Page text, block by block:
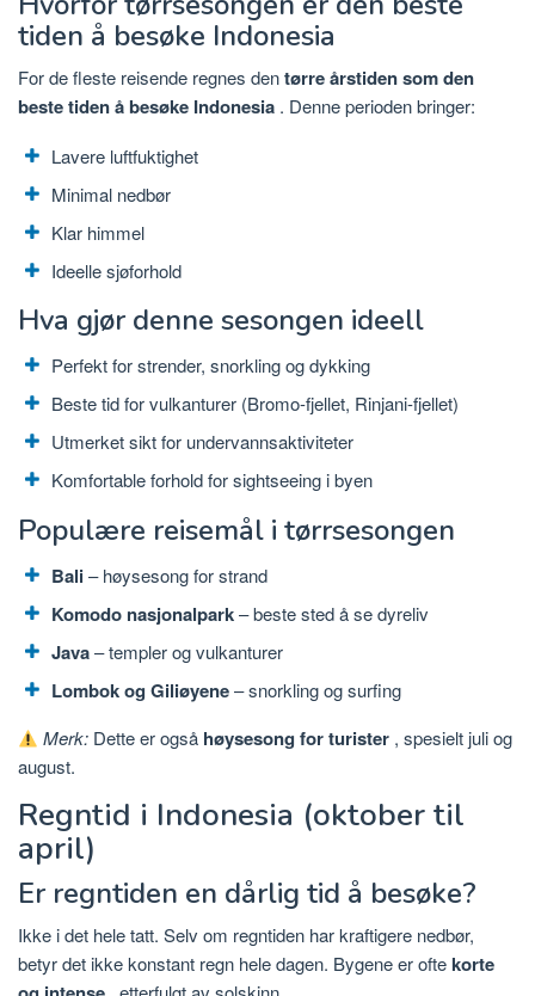
tiden å besøke Indonesia
For de fleste reisende regnes dentørre årstiden som den
beste tiden å besøke Indonesia . Denne perioden bringer:
Lavere luftfuktighet
Minimal nedbør
Klar himmel
Ideelle sjøforhold
Hva gjør denne sesongen ideell
Perfekt for strender, snorkling og dykking
Beste tid for vulkanturer (Bromo-fjellet, Rinjani-fjellet)
Utmerket sikt for undervannsaktiviteter
Komfortable forhold for sightseeing i byen
Populære reisemål i tørrsesongen
Bali– høysesong for strand
Komodo nasjonalpark– beste sted å se dyreliv
Java– templer og vulkanturer
Lombok og Giliøyene– snorkling og surfing
Merk: Dette er også høysesong for turister , spesielt juli og
august.
Regntid i Indonesia (oktober til
april)
Er regntiden en dårlig tid å besøke?
Ikke i det hele tatt. Selv om regntiden har kraftigere nedbør,
betyr det ikke konstant regn hele dagen. Bygene er oftekorte